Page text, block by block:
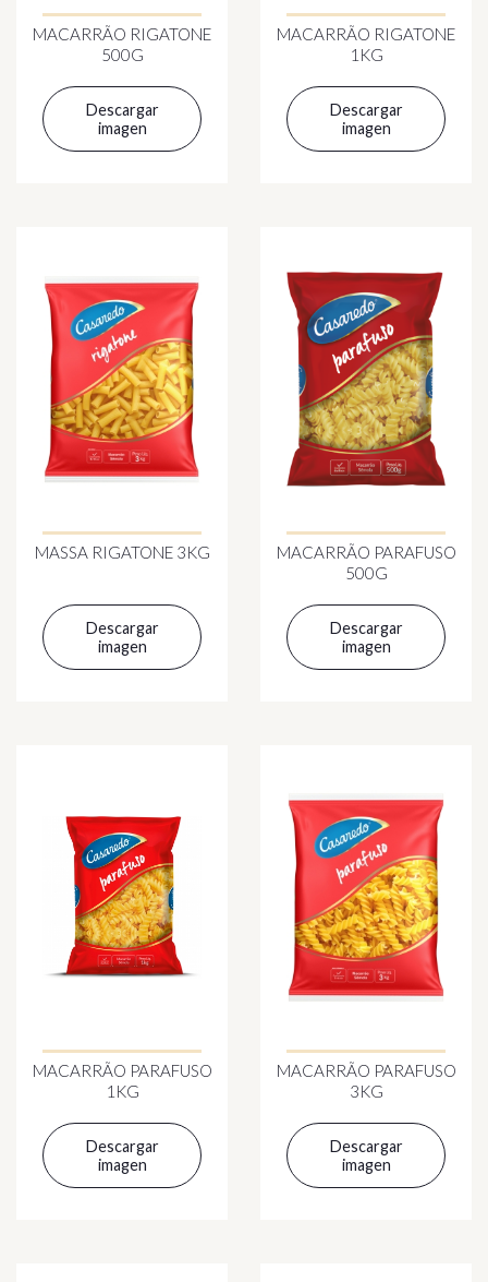
MACARRÃO RIGATONE
500G
Descargar
imagen
MACARRÃO RIGATONE
1KG
Descargar
imagen
MASSA RIGATONE 3KG
Descargar
imagen
MACARRÃO PARAFUSO
500G
Descargar
imagen
MACARRÃO PARAFUSO
1KG
Descargar
imagen
MACARRÃO PARAFUSO
3KG
Descargar
imagen